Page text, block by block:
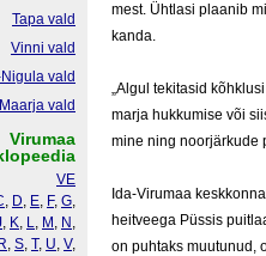
mest. Üht­la­si plaa­nib
kan­da.
„Al­gul te­ki­ta­sid
mar­ja huk­ku­mi­se või
mi­ne ning noorjär­ku­de
Ida-Vi­ru­maa
heit­vee­ga Püssis
on puh­taks muu­tu­nud,
Tapa vald
Vinni vald
vald
vald
Virumaa
VE
, D, E, F, G,
, K, L, M , N ,
R, S, T, U, V,